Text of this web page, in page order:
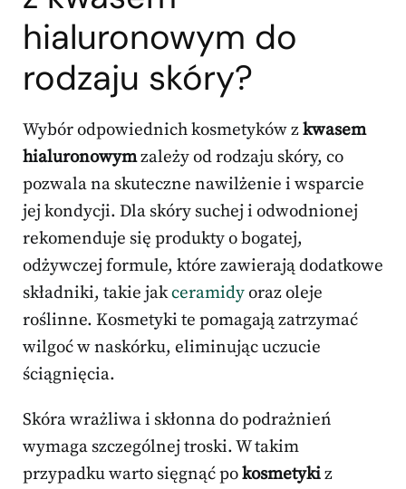
hialuronowym do
rodzaju skóry?
Wybór odpowiednich kosmetyków zkwasem
hialuronowymzależy od rodzaju skóry, co
pozwala na skuteczne nawilżenie i wsparcie
jej kondycji. Dla skóry suchej i odwodnionej
rekomenduje się produkty o bogatej,
odżywczej formule, które zawierają dodatkowe
składniki, takie jakceramidyoraz oleje
roślinne. Kosmetyki te pomagają zatrzymać
wilgoć w naskórku, eliminując uczucie
ściągnięcia.
Skóra wrażliwa i skłonna do podrażnień
wymaga szczególnej troski. W takim
przypadku warto sięgnąć pokosmetykiz